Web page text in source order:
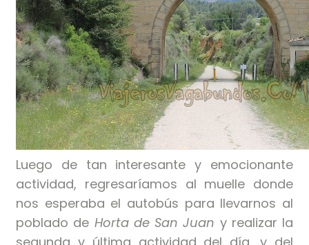
Luego de tan interesante y emocionante
actividad, regresaríamos al muelle donde
nos esperaba el autobús para llevarnos al
poblado de Horta de San Juan y realizar la